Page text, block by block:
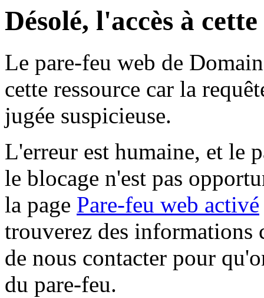
Désolé, l'accès à
Le pare-feu web de
cette ressource car la
jugée suspicieuse.
L'erreur est humaine, et le
le blocage n'est pas
la page Pare-feu web activé
trouverez des informations
de nous contacter pour
du pare-feu.